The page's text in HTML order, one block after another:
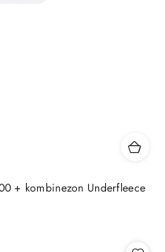
+ kombinezon Underfleece